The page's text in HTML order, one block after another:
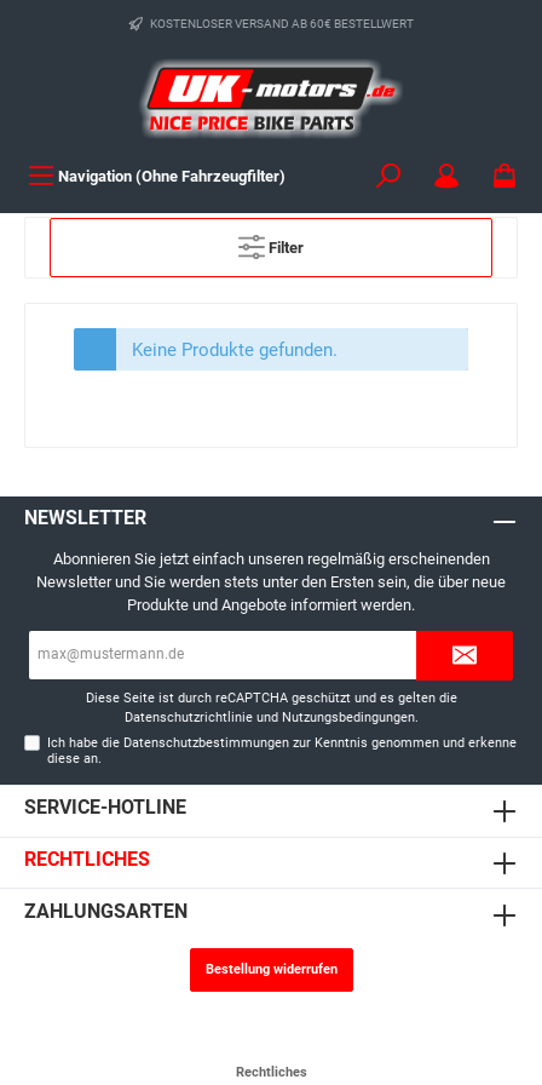
KOSTENLOSER VERSAND AB 60€ BESTELLWERT
Navigation (Ohne Fahrzeugfilter)
Filter
Keine Produkte gefunden.
NEWSLETTER
Abonnieren Sie jetzt einfach unseren regelmäßig erscheinenden
Newsletter und Sie werden stets unter den Ersten sein, die über neue
Produkte und Angebote informiert werden.
Diese Seite ist durch reCAPTCHA geschützt und es gelten die
Datenschutzrichtlinieund Nutzungsbedingungen.
Ich habe die Datenschutzbestimmungen zur Kenntnis genommen und erkenne
diese an.
SERVICE-HOTLINE
RECHTLICHES
ZAHLUNGSARTEN
Bestellung widerrufen
Rechtliches